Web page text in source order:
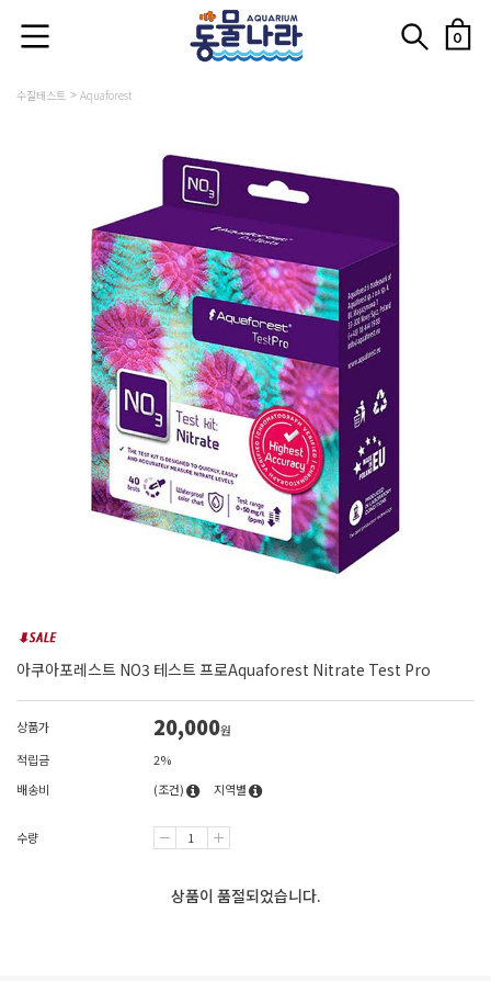
0
수질테스트 Aquaforest
아쿠아포레스트 NO3 테스트 프로Aquaforest Nitrate Test Pro
상품가 20,000원
적립금
2%
배송비
(조건) 지역별
수량
상품이 품절되었습니다.